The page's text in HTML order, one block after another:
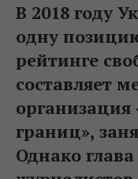
В 2018 году
одну
рейтинге
составляет
организация
границ»,
Однако